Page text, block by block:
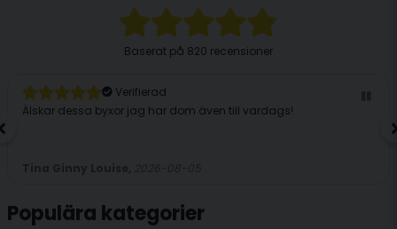
Baserat på 820 recensioner
Verifierad
Älskar dessa byxor jag har dom även till vardags!
Populära kategorier